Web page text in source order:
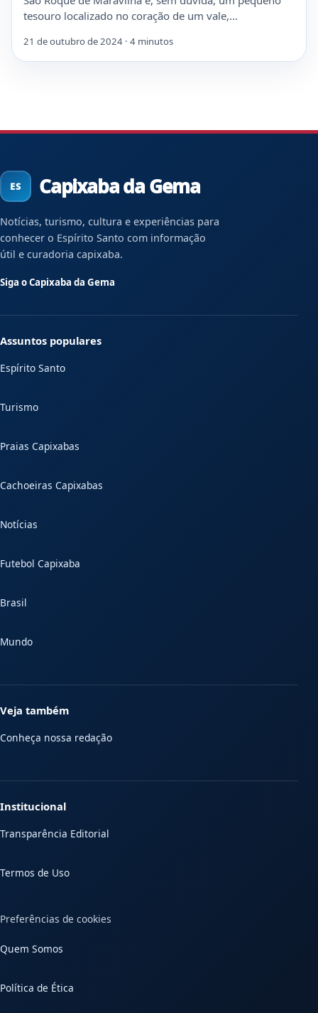
tesouro localizado no coração de um vale,…
21 de outubro de 2024 · 4 minutos
Capixaba da Gema
Notícias, turismo, cultura e experiências para
conhecer o Espírito Santo com informação
útil e curadoria capixaba.
Siga o Capixaba da Gema
Assuntos populares
Espírito Santo
Turismo
Praias Capixabas
Cachoeiras Capixabas
Notícias
Futebol Capixaba
Brasil
Mundo
Veja também
Conheça nossa redação
Institucional
Transparência Editorial
Termos de Uso
Preferências de cookies
Quem Somos
Política de Ética